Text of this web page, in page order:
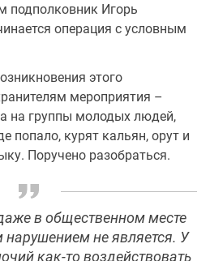
подполковник Игорь
операция с условным
этого
мероприятия –
на группы молодых людей,
попало, курят кальян, орут и
Поручено разобраться.
в общественном месте
не является. У
как-то воздействовать